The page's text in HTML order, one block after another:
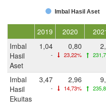
Imbal Hasil Aset
2019 2020
Imbal
Hasil
Aset
1,04
-
0,80
23,22%
Imbal
Hasil
Ekuitas
3,47
-
2,96
14,73%